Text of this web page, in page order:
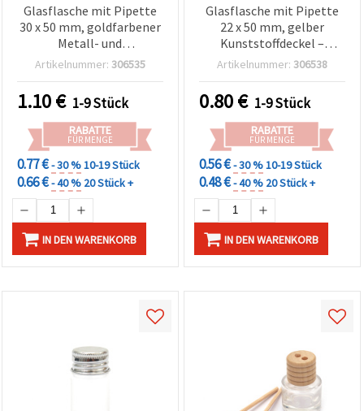
Glasflasche mit Pipette
30 x 50 mm, goldfarbener
Metall- und
Kunststoffverschluss, für
Artikelnummer: 306535
1.10€ 1-9 Stück
RABATTE
FÜR MENGE
0.77 €- 30 %10-19 Stück
0.66 €- 40 % 20 Stück +
IN DEN WARENKORB
Glasflasche mit Pipette
22 x 50 mm, gelber
Kunststoffdeckel –
Basteln & DIY
Artikelnummer: 306538
0.80€ 1-9 Stück
RABATTE
FÜR MENGE
0.56 €- 30 %10-19 Stück
0.48 €- 40 % 20 Stück +
IN DEN WARENKORB